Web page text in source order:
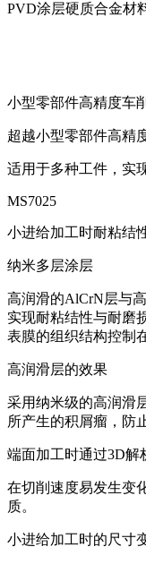
PVD涂层硬质合金材
小型零部件高精度车
超越小型零部件高精
适用于多种工件，实
MS7025
小进给加工时耐粘结
纳米多层涂层
高润滑的AlCrN层与
实现耐粘结性与耐磨
表膜的组织结构控制
高润滑层的效果
采用纳米级的高润滑
所产生的积屑瘤，防
端面加工时通过3D解
在切削速度易发生变
质。
小进给加工时的尺寸